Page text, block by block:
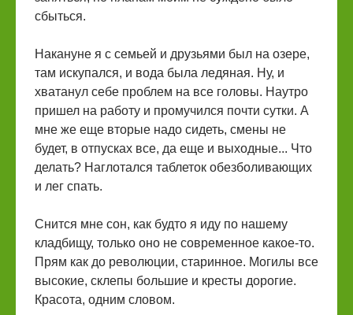
сбыться.
Накануне я с семьей и друзьями был на озере,
там искупался, и вода была ледяная. Ну, и
хватанул себе проблем на все головы. Наутро
пришел на работу и промучился почти сутки. А
мне же еще вторые надо сидеть, смены не
будет, в отпусках все, да еще и выходные... Что
делать? Наглотался таблеток обезболивающих
и лег спать.
Снится мне сон, как будто я иду по нашему
кладбищу, только оно не современное какое-то.
Прям как до революции, старинное. Могилы все
высокие, склепы большие и кресты дорогие.
Красота, одним словом.